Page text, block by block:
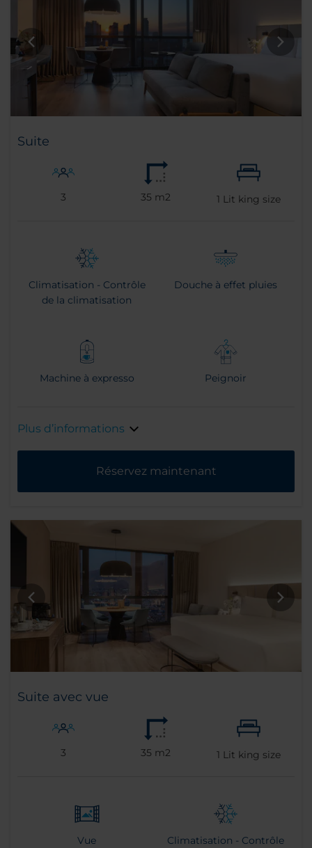
Suite
3 35 m2 1 Lit king size
Climatisation - Contrôle
de la climatisation
Douche à effet pluies
Machine à expresso Peignoir
Plus d’informations
Réservez maintenant
Suite avec vue
3 35 m2 1 Lit king size
Vue
Climatisation - Contrôle